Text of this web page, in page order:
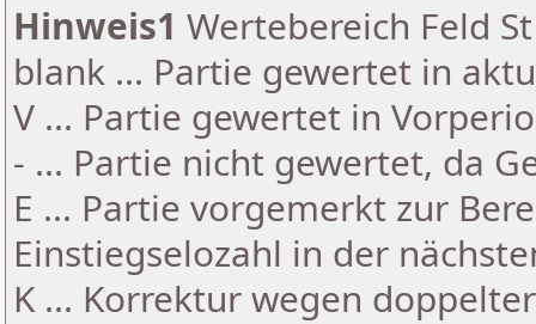
Hinweis1 Wertebereich Feld
blank ... Partie gewertet in
V ... Partie gewertet in
- ... Partie nicht gewertet, da
E ... Partie vorgemerkt zur
Einstiegselozahl in der
K ... Korrektur wegen